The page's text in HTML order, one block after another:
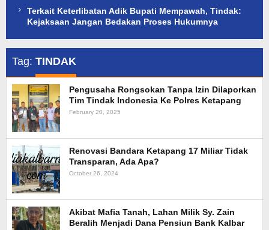
Terkait Keterlibatan Adik Bupati Mempawah, Tindak:
Kejaksaan Jangan Bedakan Proses Hukumnya
Tag: TINDAK
Pengusaha Rongsokan Tanpa Izin Dilaporkan
Tim Tindak Indonesia Ke Polres Ketapang
February 20, 2025
Renovasi Bandara Ketapang 17 Miliar Tidak
Transparan, Ada Apa?
October 26, 2024
Akibat Mafia Tanah, Lahan Milik Sy. Zain
Beralih Menjadi Dana Pensiun Bank Kalbar